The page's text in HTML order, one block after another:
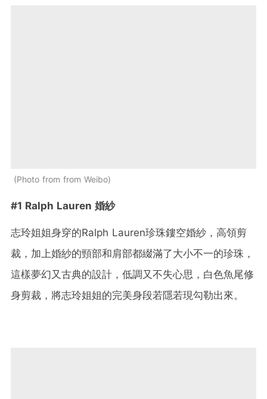
Photo from from Weibo
#1 Ralph Lauren 婚紗
志玲姐姐身穿的Ralph Lauren珍珠鏤空婚紗，高領剪
裁，加上婚紗的頸部和肩部都綴滿了大小不一的珍珠，
這樣夢幻又古典的設計，低調又不失心思，白色魚尾修
身剪裁，將志玲姐姐的完美身段若隱若現勾勒出來。